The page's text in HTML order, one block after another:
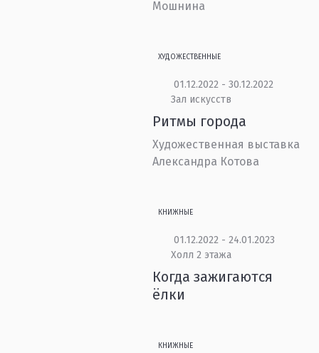
Мошнина
ХУДОЖЕСТВЕННЫЕ
01.12.2022 - 30.12.2022
Зал искусств
Ритмы города
Художественная выставка
Александра Котова
КНИЖНЫЕ
01.12.2022 - 24.01.2023
Холл 2 этажа
Когда зажигаются
ёлки
КНИЖНЫЕ